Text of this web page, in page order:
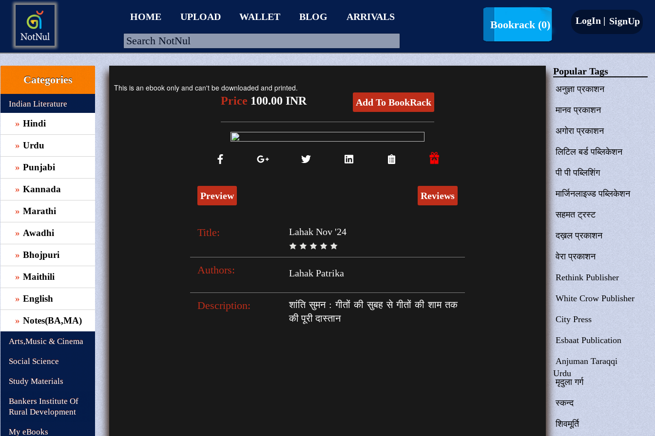
HOME
UPLOAD
WALLET
BLOG
ARRIVALS
CATEGORIES >
HOME UPLOAD WALLET BLOG ARRIVALS
Bookrack (0) LogIn | SignUp
Categories
Indian Literature
Hindi
Urdu
Punjabi
Kannada
Marathi
Awadhi
Bhojpuri
Maithili
English
Notes(BA,MA)
Arts,Music & Cinema
Social Science
Study Materials
Bankers Institute Of
Rural Development
My eBooks
This is an ebook only and can't be downloaded and printed.
Price 100.00 INR Add To BookRack
Preview Reviews
Title: Lahak Nov '24
Authors: Lahak Patrika
Description:
शांति सुमन : गीतों की सुबह से गीतों की शाम तक
की पूरी दास्तान
Popular Tags
अनुज्ञा प्रकाशन
मानव प्रकाशन
अगोरा प्रकाशन
लिटिल बर्ड पब्लिकेशन
पी पी पब्लिशिंग
मार्जिनलाइज्ड पब्लिकेशन
सहमत ट्रस्ट
दख़ल प्रकाशन
वेरा प्रकाशन
Rethink Publisher
White Crow Publisher
City Press
Esbaat Publication
Anjuman Taraqqi
Urdu
मृदुला गर्ग
स्कन्द
शिवमूर्ति